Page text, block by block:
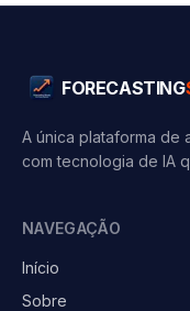
FORECASTING
A única plataforma de
com tecnologia de IA
NAVEGAÇÃO
Início
Sobre